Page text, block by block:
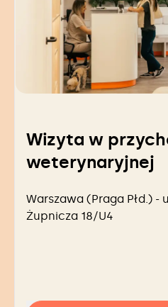
Wizyta w
weterynaryjnej
Warszawa (Praga Płd.) -
Żupnicza 18/U4